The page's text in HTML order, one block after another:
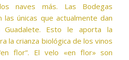
naves más. Las Bodegas
las únicas que actualmente dan
Esto le aporta la
la crianza biológica de los vinos
flor”. El velo «en flor» son